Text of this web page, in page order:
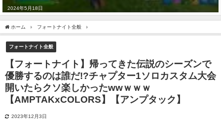
2024年5月18日
ホーム フォートナイト全般
フォートナイト全般
【フォートナイト】帰ってきた伝説のシーズンで
優勝するのは誰だ!?チャプター1ソロカスタム大会
開いたらクソ楽しかったwwｗｗｗ
【AMPTAKxCOLORS】【アンプタック】
2023年12月3日